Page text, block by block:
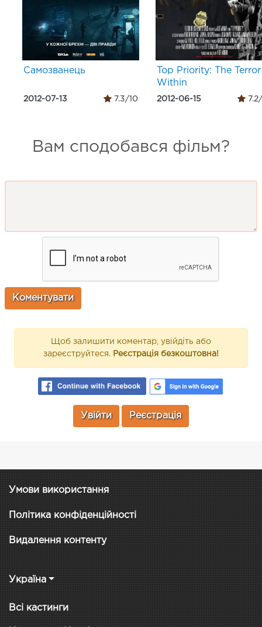
Самозванець
2012-07-13 7.3/10
Top Priority: The Terror
Within
2012-06-15
Вам сподобався фільм?
Щоб залишити коментар, увійдіть або
зареєструйтеся. Реєстрація безкоштовна!
Увійти Реєстрація
Умови використання
Політика конфіденційності
Видалення контенту
Україна
Всі кастинги